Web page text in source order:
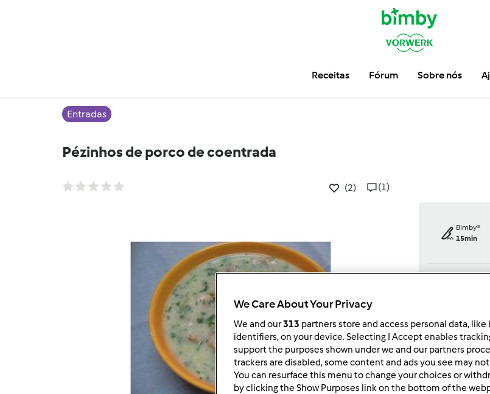
Receitas Fórum Sobre nós
Entradas
Pézinhos de porco de coentrada
(2) (1)
Bimby®
15min
dose/s
6pessoa/s
We Care About Your Privacy
We and our313 partners store and access personal data,
identifiers, on your device. Selecting I Accept enables
support the purposes shown under we and our partners
trackers are disabled, some content and ads you see may
You can resurface this menu to change your choices or
by clicking the Show Purposes link on the bottom of the